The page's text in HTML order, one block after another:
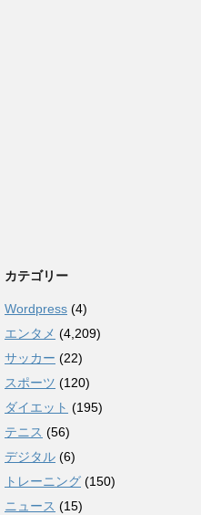
カテゴリー
Wordpress (4)
エンタメ (4,209)
サッカー (22)
スポーツ (120)
ダイエット (195)
テニス (56)
デジタル (6)
トレーニング (150)
ニュース (15)